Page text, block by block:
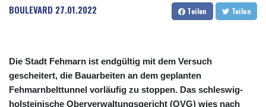
CUC 1.152379
CUP 30.538041
DKK 7.475499
DOP 67.275332
DZD 153.346558
BOULEVARD 27.01.2022 Teilen Teilen
Die Stadt Fehmarn ist endgültig mit dem Versuch
gescheitert, die Bauarbeiten an dem geplanten
Fehmarnbelttunnel vorläufig zu stoppen. Das schleswig-
holsteinische Oberverwaltungsgericht (OVG) wies nach